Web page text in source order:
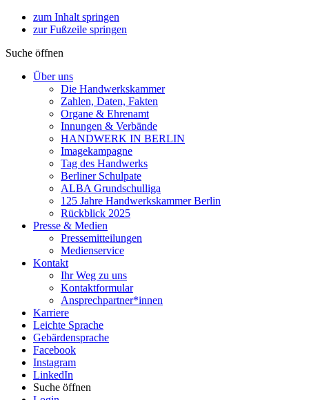
zum Inhalt springen
zur Fußzeile springen
Suche öffnen
Über uns
Die Handwerkskammer
Zahlen, Daten, Fakten
Organe & Ehrenamt
Innungen & Verbände
HANDWERK IN BERLIN
Imagekampagne
Tag des Handwerks
Berliner Schulpate
ALBA Grundschulliga
125 Jahre Handwerkskammer Berlin
Rückblick 2025
Presse & Medien
Pressemitteilungen
Medienservice
Kontakt
Ihr Weg zu uns
Kontaktformular
Ansprechpartner*innen
Karriere
Leichte Sprache
Gebärdensprache
Facebook
Instagram
LinkedIn
Suche öffnen